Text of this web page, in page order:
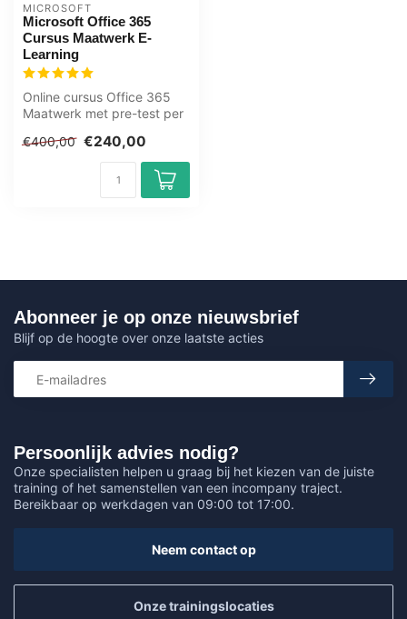
MICROSOFT
Microsoft Office 365
Cursus Maatwerk E-
Learning
Online cursus Office 365
Maatwerk met pre-test per
PowerPoint ...
€400,00 €240,00
Persoonlijk advies nodig?
Onze specialisten helpen u graag bij het kiezen van de juiste
training of het samenstellen van een incompany traject.
Bereikbaar op werkdagen van 09:00 tot 17:00.
Neem contact op
Onze trainingslocaties
Abonneer je op onze nieuwsbrief
Blijf op de hoogte over onze laatste acties